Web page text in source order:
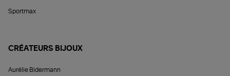
Sportmax
CRÉATEURS BIJOUX
Aurélie Bidermann